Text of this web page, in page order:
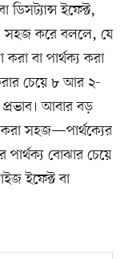
ডিসট্যান্স ইফেক্ট,
সহজ করে বললে, যে
বা পার্থক্য করা
চেয়ে ৮ আর ২-
প্রভাব। আবার বড়
করা সহজ—পার্থক্যের
বোঝার চেয়ে
ইফেক্ট বা